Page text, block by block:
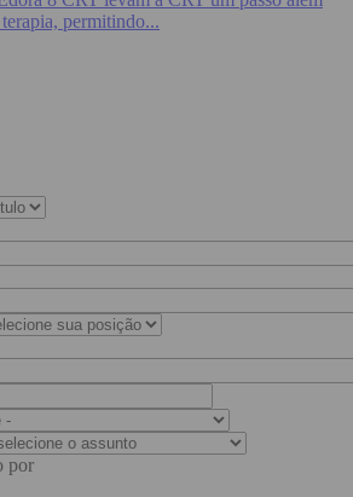
permitindo...
por